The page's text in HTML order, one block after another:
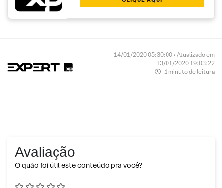
14/01/2020 05:30:00 • Atualizado em
13/01/2020 19:03:22
1 minuto de leitura
Avaliação
O quão foi útil este conteúdo pra você?